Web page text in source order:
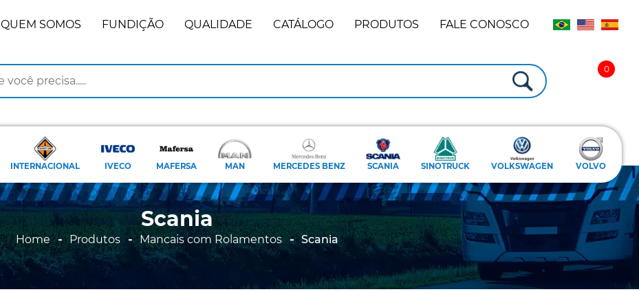
QUEM SOMOS FUNDIÇÃO QUALIDADE CATÁLOGO PRODUTOS FALE CONOSCO
INTERNACIONAL IVECO MAFERSA MAN MERCEDES BENZ SCANIA SINOTRUCK VOLKSWAGEN VOLVO
Scania
Home Produtos Mancais com Rolamentos Scania